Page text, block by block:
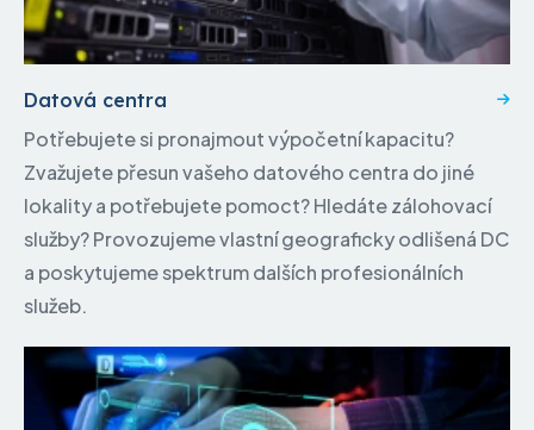
Datová centra
Potřebujete si pronajmout výpočetní kapacitu?
Zvažujete přesun vašeho datového centra do jiné
lokality a potřebujete pomoct? Hledáte zálohovací
služby? Provozujeme vlastní geograficky odlišená DC
a poskytujeme spektrum dalších profesionálních
služeb.